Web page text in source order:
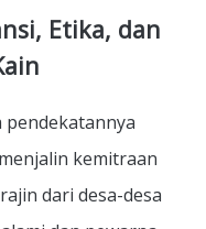
Etika, dan
pendekatannya
kemitraan
dari desa-desa